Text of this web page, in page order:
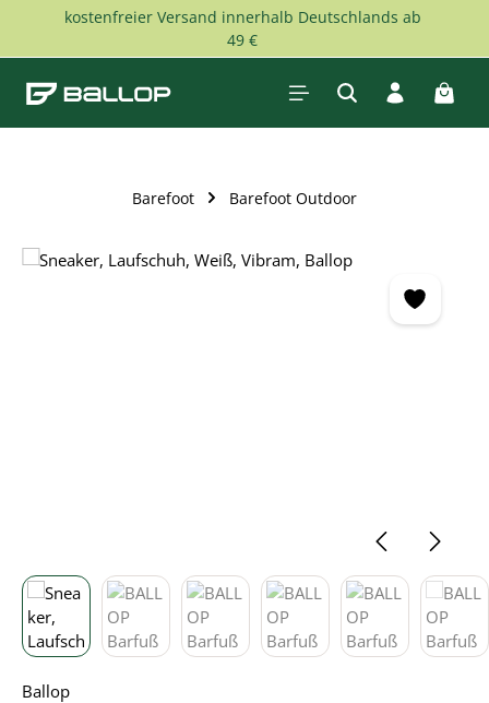
Zum Hauptinhalt springen
kostenfreier Versand innerhalb Deutschlands ab
49 €
Barefoot Barefoot Outdoor
Bildergalerie überspringen
Ballop